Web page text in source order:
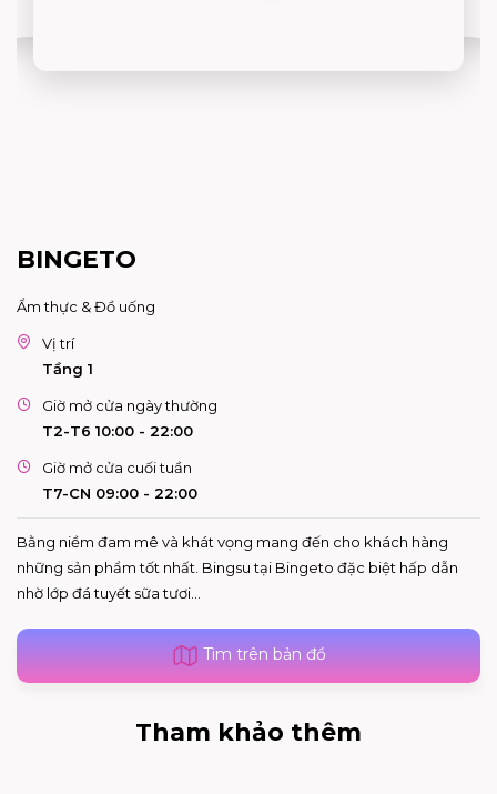
BINGETO
Ẩm thực & Đồ uống
Vị trí
Tầng 1
Giờ mở cửa ngày thường
T2-T6 10:00 - 22:00
Giờ mở cửa cuối tuần
T7-CN 09:00 - 22:00
Bằng niềm đam mê và khát vọng mang đến cho khách hàng
những sản phẩm tốt nhất. Bingsu tại Bingeto đặc biệt hấp dẫn
nhờ lớp đá tuyết sữa tươi...
Tìm trên bản đồ
Tham khảo thêm